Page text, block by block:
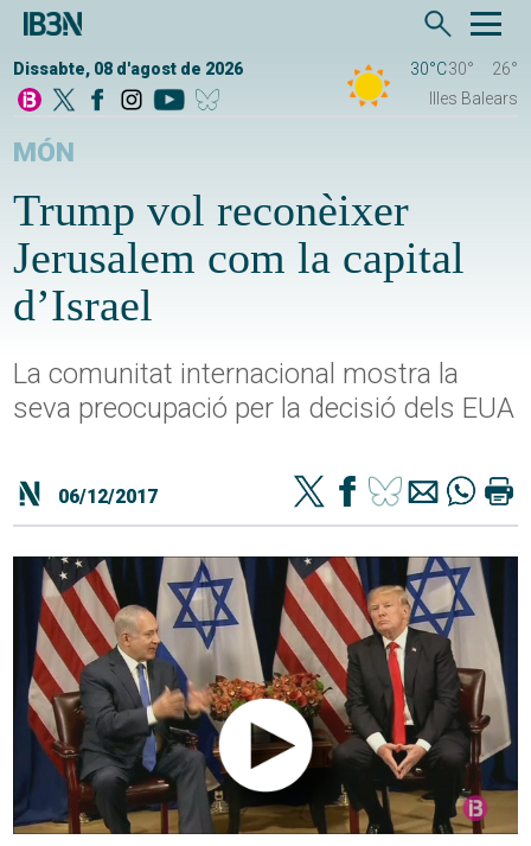
Dissabte, 08 d'agost de 2026 30°C30°
26°
Illes Balears
MÓN
Trump vol reconèixer
Jerusalem com la capital
d’Israel
La comunitat internacional mostra la
seva preocupació per la decisió dels EUA
06/12/2017